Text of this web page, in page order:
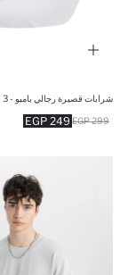
شرابات قصيرة رجالي بامبو - 3 قطع
249 EGP 299 EGP